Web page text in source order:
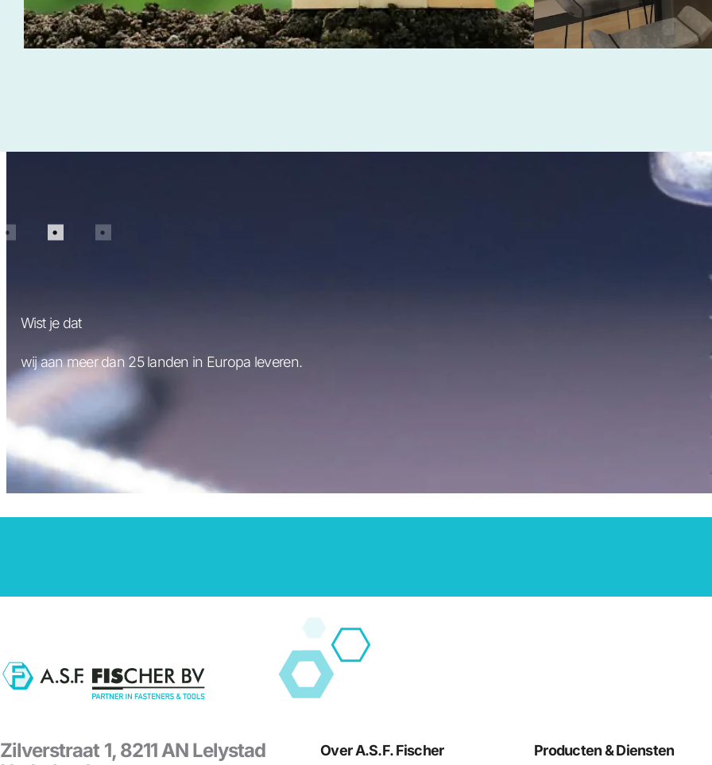
wij meer dan 50.000 verschillende soorten bevestigingsmaterialen
kunnen leveren.
Zilverstraat 1, 8211 AN Lelystad
Over A.S.F. Fischer Producten & Diensten